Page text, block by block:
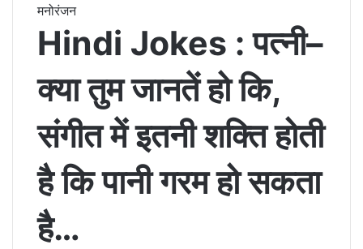
मनोरंजन
Hindi Jokes : पत्नी–
क्या तुम जानतें हो कि,
संगीत में इतनी शक्ति होती
है कि पानी गरम हो सकता
है…